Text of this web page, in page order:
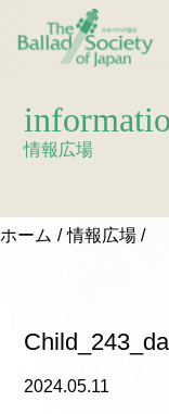
情報広場
ホーム 情報広場
2024.05.11